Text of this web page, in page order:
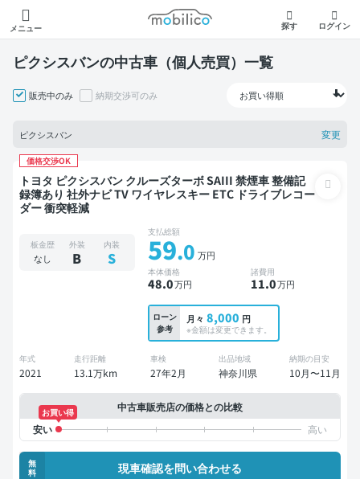
メニュー
モビリコ
探す ログイン
ピクシスバンの中古車（個人売買）一覧
販売中のみ 納期交渉可のみ
ピクシスバン 変更
価格交渉OK
トヨタ ピクシスバン クルーズターボ SAIII 禁煙車 整備記
録簿あり 社外ナビ TV ワイヤレスキー ETC ドライブレコー
ダー 衝突軽減
板金歴
なし
外装
B
内装
S
支払総額
59.0 万円
本体価格
48.0万円
諸費用
11.0万円
ローン
参考
月々 8,000 円
※金額は変更できます。
年式
2021
走行距離
13.1万km
車検
27年2月
出品地域
神奈川県
納期の目安
10月〜11月
中古車販売店の価格との比較
お買い得
無
料
現車確認を問い合わせる